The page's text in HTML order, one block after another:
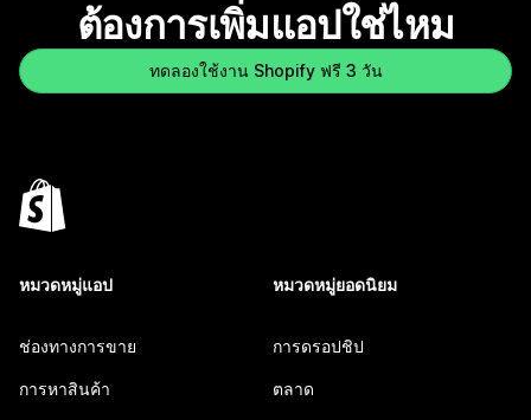
ต้องการเพิ่มแอปใช่ไหม
ทดลองใช้งาน Shopify ฟรี 3 วัน
หมวดหมู่แอป
ช่องทางการขาย
การหาสินค้า
หมวดหมู่ยอดนิยม
การดรอปชิป
ตลาด